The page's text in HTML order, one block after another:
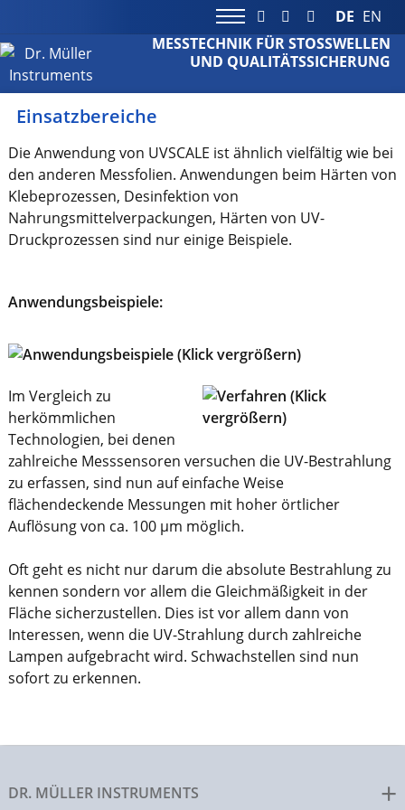
DE EN
MESSTECHNIK FÜR STOSSWELLEN
UND QUALITÄTSSICHERUNG
Einsatzbereiche
Die Anwendung von UVSCALE ist ähnlich vielfältig wie bei
den anderen Messfolien. Anwendungen beim Härten von
Klebeprozessen, Desinfektion von
Nahrungsmittelverpackungen, Härten von UV-
Druckprozessen sind nur einige Beispiele.
Anwendungsbeispiele:
Im Vergleich zu
herkömmlichen
Technologien, bei denen
zahlreiche Messsensoren versuchen die UV-Bestrahlung
zu erfassen, sind nun auf einfache Weise
flächendeckende Messungen mit hoher örtlicher
Auflösung von ca. 100 μm möglich.
Oft geht es nicht nur darum die absolute Bestrahlung zu
kennen sondern vor allem die Gleichmäßigkeit in der
Fläche sicherzustellen. Dies ist vor allem dann von
Interessen, wenn die UV-Strahlung durch zahlreiche
Lampen aufgebracht wird. Schwachstellen sind nun
sofort zu erkennen.
DR. MÜLLER INSTRUMENTS